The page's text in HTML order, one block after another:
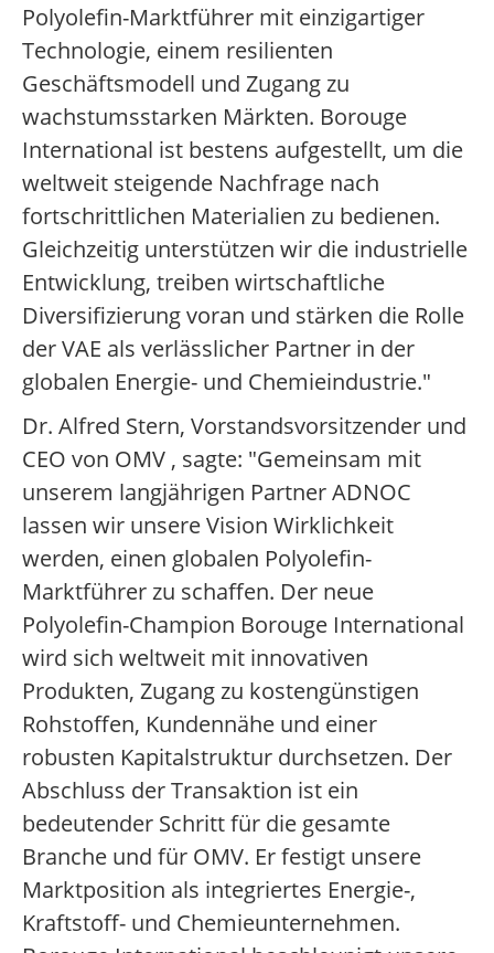
Polyolefin-Marktführer mit einzigartiger
Technologie, einem resilienten
Geschäftsmodell und Zugang zu
wachstumsstarken Märkten. Borouge
International ist bestens aufgestellt, um die
weltweit steigende Nachfrage nach
fortschrittlichen Materialien zu bedienen.
Gleichzeitig unterstützen wir die industrielle
Entwicklung, treiben wirtschaftliche
Diversifizierung voran und stärken die Rolle
der VAE als verlässlicher Partner in der
globalen Energie- und Chemieindustrie."
Dr. Alfred Stern, Vorstandsvorsitzender und
CEO von OMV , sagte: "Gemeinsam mit
unserem langjährigen Partner ADNOC
lassen wir unsere Vision Wirklichkeit
werden, einen globalen Polyolefin-
Marktführer zu schaffen. Der neue
Polyolefin-Champion Borouge International
wird sich weltweit mit innovativen
Produkten, Zugang zu kostengünstigen
Rohstoffen, Kundennähe und einer
robusten Kapitalstruktur durchsetzen. Der
Abschluss der Transaktion ist ein
bedeutender Schritt für die gesamte
Branche und für OMV. Er festigt unsere
Marktposition als integriertes Energie-,
Kraftstoff- und Chemieunternehmen.